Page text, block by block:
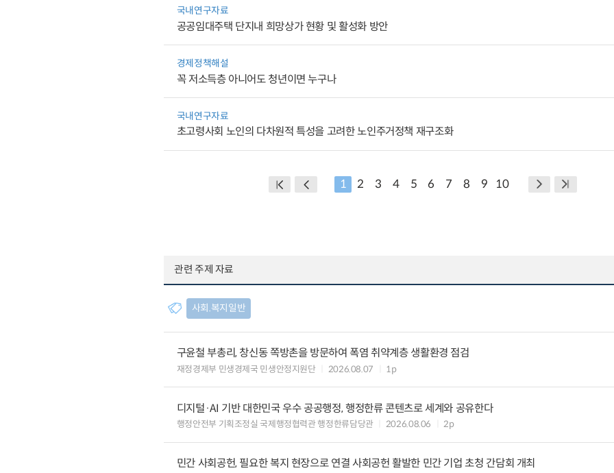
국내연구자료
공공임대주택 단지내 희망상가 현황 및 활성화 방안
경제정책해설
꼭 저소득층 아니어도 청년이면 누구나
국내연구자료
초고령사회 노인의 다차원적 특성을 고려한 노인주거정책 재구조화
1 2 3 4 5 6 7 8 9 10
관련 주제 자료
사회.복지일반
구윤철 부총리, 창신동 쪽방촌을 방문하여 폭염 취약계층 생활환경 점검
재정경제부 민생경제국 민생안정지원단 2026.08.07 1p
디지털·AI 기반 대한민국 우수 공공행정, 행정한류 콘텐츠로 세계와 공유한다
행정안전부 기획조정실 국제행정협력관 행정한류담당관 2026.08.06 2p
민간 사회공헌, 필요한 복지 현장으로 연결 사회공헌 활발한 민간 기업 초청 간담회 개최